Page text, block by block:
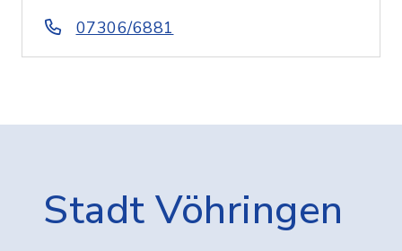
07306/6881
Stadt Vöhringen